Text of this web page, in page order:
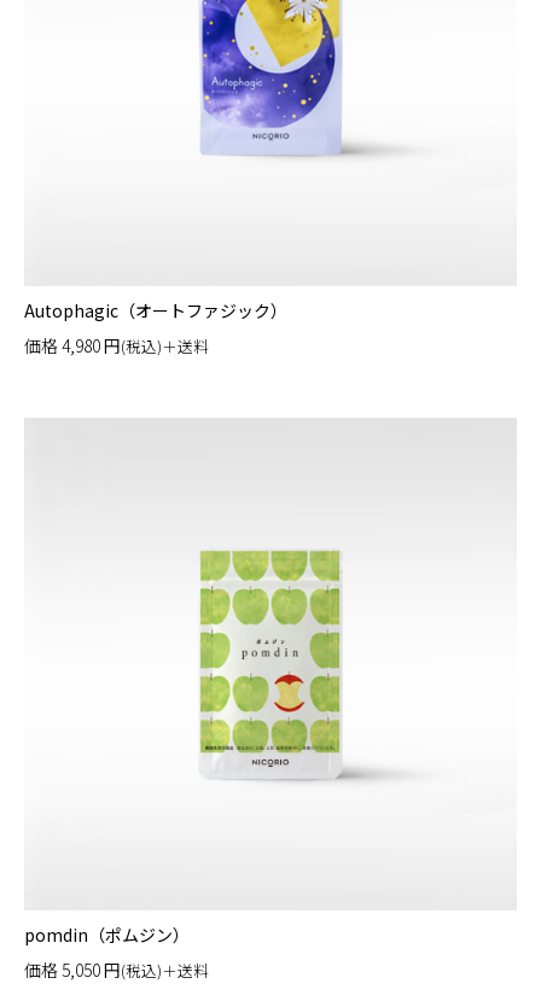
Autophagic（オートファジック）
価格4,980円(税込)＋送料
pomdin（ポムジン）
価格5,050円(税込)＋送料